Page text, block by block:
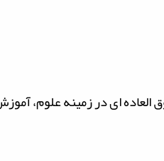
العاده ای در زمینه علوم،